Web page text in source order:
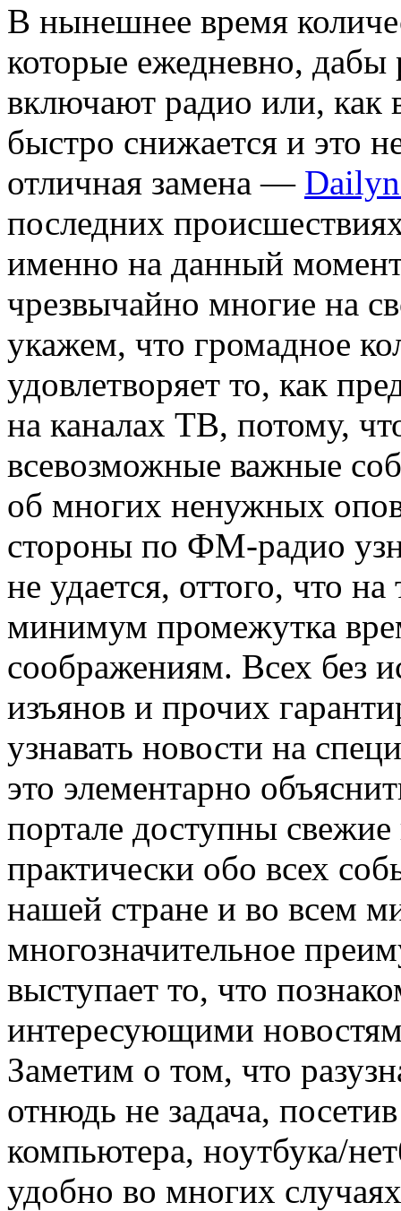
В нынeшнee врeмя
которые ежедневно, дабы
включают радио или, как
быстро снижается и это
отличная замена —
последних
именно на данный
чрезвычайно многие на
укажем, что громадное
удовлетворяет то, как
на каналах ТВ, потому,
всевозможные важные
об многих ненужных
стороны по ФМ-радио
не удается, оттого, что
минимум промежутка
соображениям. Всех без
изъянов и прочих
узнавать новости на
это элементарно
портале доступны
практически обо всех
нашей стране и во всем
многозначительное
выступает то, что
интересующими
Заметим о том, что
отнюдь не задача,
компьютера, ноутбука/
удобно во многих